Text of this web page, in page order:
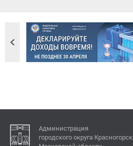
Администрация
городского округа Красногорск